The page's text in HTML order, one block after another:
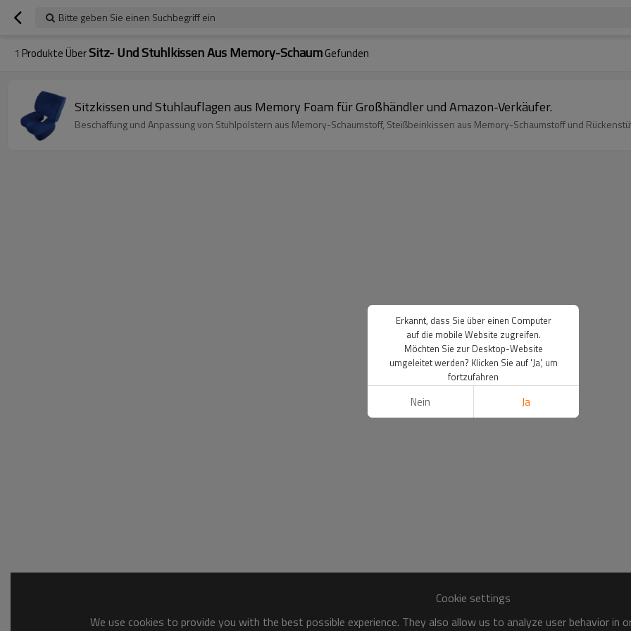
Bitte geben Sie einen Suchbegriff ein
1 Produkte ÜberSitz- Und Stuhlkissen Aus Memory-SchaumGefunden
Sitzkissen und Stuhlauflagen aus Memory Foam für Großhändler und Amazon-Verkäufer.
Beschaffung und Anpassung von Stuhlpolstern aus Memory-Schaumstoff, Steißbeinkissen aus Memory-Schaumstoff und
Cookie settings
We use cookies to provide you with the best possible experience. They also allow us to analyze user behavior
Erkannt, dass Sie über einen Computer
auf die mobile Website zugreifen.
Möchten Sie zur Desktop-Website
umgeleitet werden? Klicken Sie auf 'Ja', um
fortzufahren
Nein Ja